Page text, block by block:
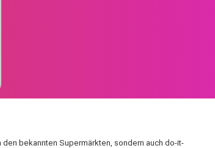
bekannten Supermärkten, sondern auch do-it-